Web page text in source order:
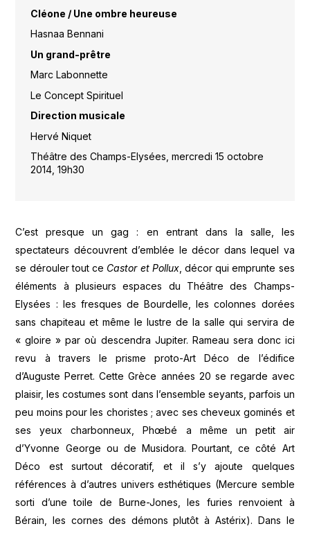
Cléone / Une ombre heureuse
Hasnaa Bennani
Un grand-prêtre
Marc Labonnette
Le Concept Spirituel
Direction musicale
Hervé Niquet
Théâtre des Champs-Elysées, mercredi 15 octobre
2014, 19h30
C’est presque un gag : en entrant dans la salle, les
spectateurs découvrent d’emblée le décor dans lequel va
se dérouler tout ce Castor et Pollux, décor qui emprunte ses
éléments à plusieurs espaces du Théâtre des Champs-
Elysées : les fresques de Bourdelle, les colonnes dorées
sans chapiteau et même le lustre de la salle qui servira de
« gloire » par où descendra Jupiter. Rameau sera donc ici
revu à travers le prisme proto-Art Déco de l’édifice
d’Auguste Perret. Cette Grèce années 20 se regarde avec
plaisir, les costumes sont dans l’ensemble seyants, parfois un
peu moins pour les choristes ; avec ses cheveux gominés et
ses yeux charbonneux, Phœbé a même un petit air
d’Yvonne George ou de Musidora. Pourtant, ce côté Art
Déco est surtout décoratif, et il s’y ajoute quelques
références à d’autres univers esthétiques (Mercure semble
sorti d’une toile de Burne-Jones, les furies renvoient à
Bérain, les cornes des démons plutôt à Astérix). Dans le